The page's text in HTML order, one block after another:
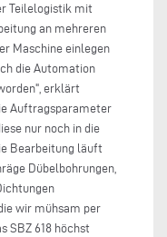
Teilelogistik mit
an mehreren
Maschine einlegen
die Automation
erklärt
Auftragsparameter
nur noch in die
Bearbeitung läuft
Dübelbohrungen,
wir mühsam per
SBZ 618 höchst